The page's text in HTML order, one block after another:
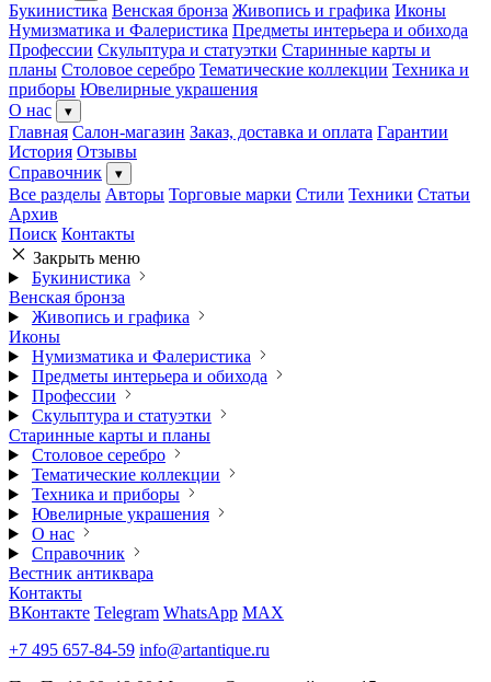
Букинистика Венская бронза Живопись и графика Иконы
Нумизматика и Фалеристика Предметы интерьера и обихода
Профессии Скульптура и статуэтки Старинные карты и
планы Столовое серебро Тематические коллекции Техника и
приборы Ювелирные украшения
О нас
▾
Главная Салон-магазин Заказ, доставка и оплата Гарантии
История Отзывы
Справочник
▾
Все разделы Авторы Торговые марки Стили Техники Статьи
Архив
Поиск Контакты
Закрыть меню
Букинистика
Венская бронза
Живопись и графика
Иконы
Нумизматика и Фалеристика
Предметы интерьера и обихода
Профессии
Скульптура и статуэтки
Старинные карты и планы
Столовое серебро
Тематические коллекции
Техника и приборы
Ювелирные украшения
О нас
Справочник
Вестник антиквара
Контакты
ВКонтакте Telegram WhatsApp MAX
+7 495 657-84-59 info@artantique.ru